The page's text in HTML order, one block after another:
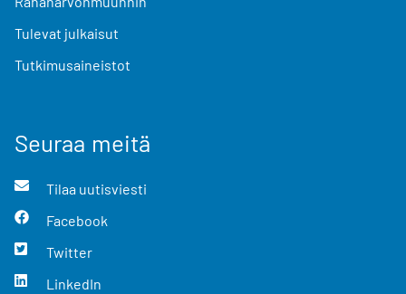
Tulevat julkaisut
Tutkimusaineistot
Seuraa meitä
Tilaa uutisviesti
Facebook
Twitter
LinkedIn